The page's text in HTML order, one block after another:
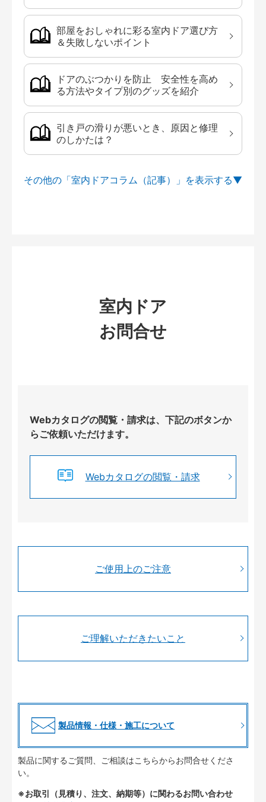
部屋をおしゃれに彩る室内ドア選び方
＆失敗しないポイント
ドアのぶつかりを防止 安全性を高め
る方法やタイプ別のグッズを紹介
引き戸の滑りが悪いとき、原因と修理
のしかたは？
その他の「室内ドアコラム（記事）」を
室内ドア
お問合せ
Webカタログの閲覧・請求は、下記のボタンか
らご依頼いただけます。
Webカタログの閲覧・請求
ご使用上のご注意
ご理解いただきたいこと
製品情報・仕様・施工について
製品に関するご質問、ご相談はこちらからお問合せくださ
い。
※お取引（見積り、注文、納期等）に関わるお問い合わせ